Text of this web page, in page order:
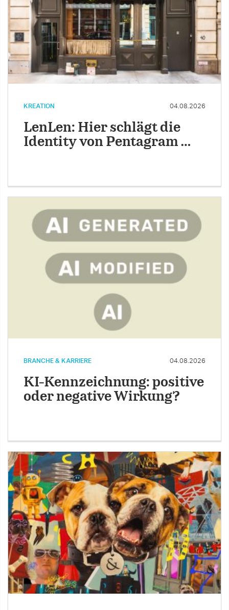
KREATION 04.08.2026
LenLen: Hier schlägt die
Identity von Pentagram …
BRANCHE & KARRIERE 04.08.2026
KI-Kennzeichnung: positive
oder negative Wirkung?